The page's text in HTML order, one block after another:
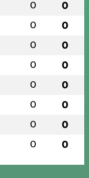
0 0
0 0
0 0
0 0
0 0
0 0
0 0
0 0